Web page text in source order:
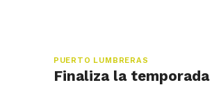
PUERTO LUMBRERAS
Finaliza la